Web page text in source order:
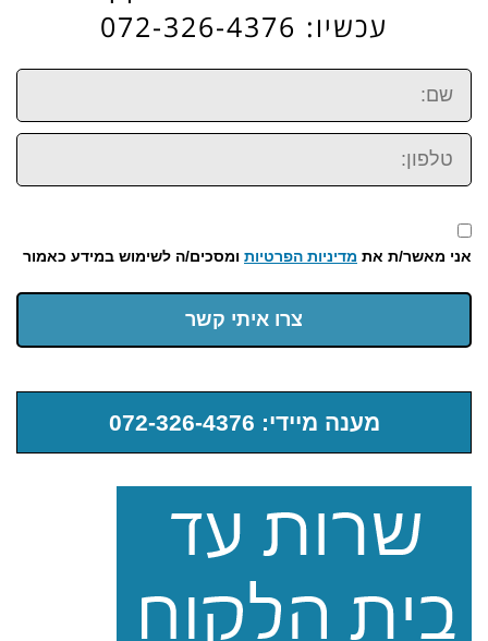
עכשיו: 072-326-4376
שם:
טלפון:
אני מאשר/ת את מדיניות הפרטיות ומסכים/ה לשימוש במידע כאמור
צרו איתי קשר
מענה מיידי: 072-326-4376